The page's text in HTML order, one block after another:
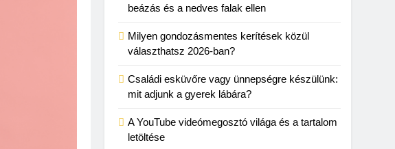
beázás és a nedves falak ellen
Milyen gondozásmentes kerítések közül
választhatsz 2026-ban?
Családi esküvőre vagy ünnepségre készülünk:
mit adjunk a gyerek lábára?
A YouTube videómegosztó világa és a tartalom
letöltése